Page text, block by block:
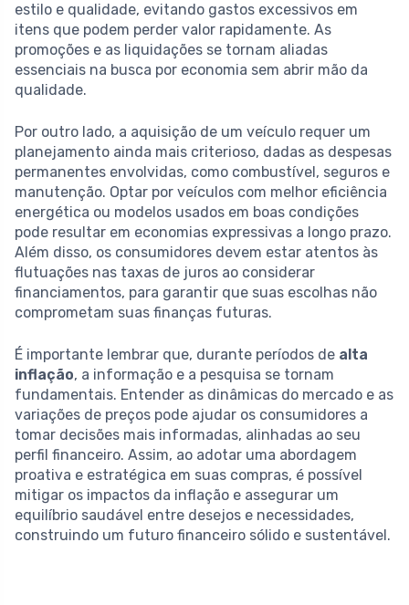
estilo e qualidade, evitando gastos excessivos em
itens que podem perder valor rapidamente. As
promoções e as liquidações se tornam aliadas
essenciais na busca por economia sem abrir mão da
qualidade.
Por outro lado, a aquisição de um veículo requer um
planejamento ainda mais criterioso, dadas as despesas
permanentes envolvidas, como combustível, seguros e
manutenção. Optar por veículos com melhor eficiência
energética ou modelos usados em boas condições
pode resultar em economias expressivas a longo prazo.
Além disso, os consumidores devem estar atentos às
flutuações nas taxas de juros ao considerar
financiamentos, para garantir que suas escolhas não
comprometam suas finanças futuras.
É importante lembrar que, durante períodos de alta
inflação, a informação e a pesquisa se tornam
fundamentais. Entender as dinâmicas do mercado e as
variações de preços pode ajudar os consumidores a
tomar decisões mais informadas, alinhadas ao seu
perfil financeiro. Assim, ao adotar uma abordagem
proativa e estratégica em suas compras, é possível
mitigar os impactos da inflação e assegurar um
equilíbrio saudável entre desejos e necessidades,
construindo um futuro financeiro sólido e sustentável.